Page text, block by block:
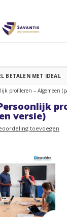
BETALEN MET IDEAL
profileren – Algemeen
versie)
toevoegen